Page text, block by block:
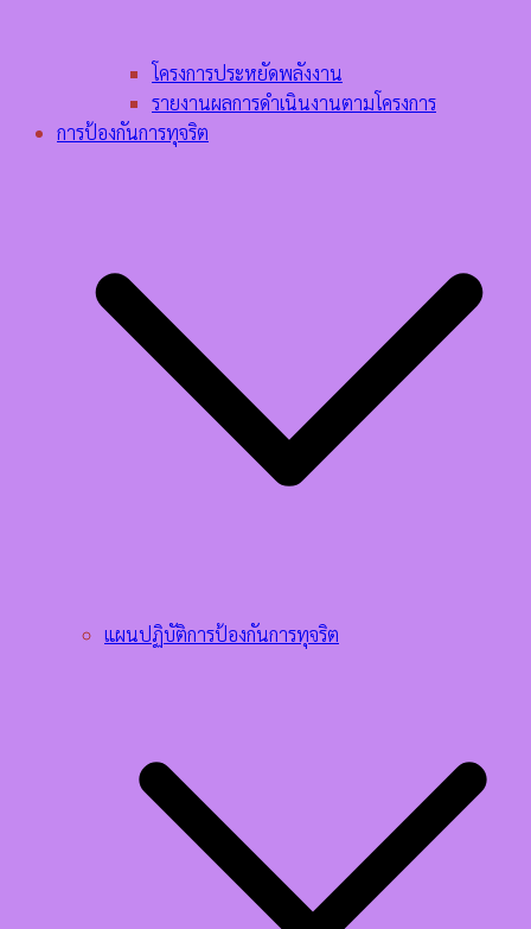
โครงการประหยัดพลังงาน
รายงานผลการดำเนินงานตามโครงการ
การป้องกันการทุจริต
แผนปฏิบัติการป้องกันการทุจริต